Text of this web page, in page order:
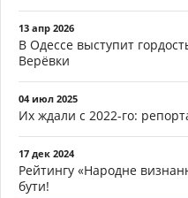
13 апр 2026
В Одессе выступит
Верёвки
04 июл 2025
Их ждали с 2022-го:
17 дек 2024
Рейтингу «Народне
бути!